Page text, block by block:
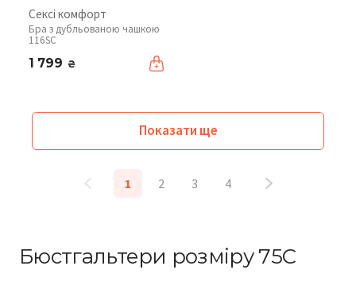
Сексі комфорт
Бра з дубльованою чашкою
116SC
1 799 ₴
Показати ще
1 2 3 4
Бюстгальтери розміру 75C